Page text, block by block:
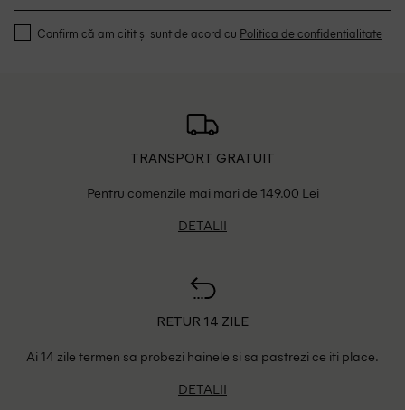
Confirm că am citit și sunt de acord cu Politica de confidentialitate
TRANSPORT GRATUIT
Pentru comenzile mai mari de 149.00 Lei
DETALII
RETUR 14 ZILE
Ai 14 zile termen sa probezi hainele si sa pastrezi ce iti place.
DETALII